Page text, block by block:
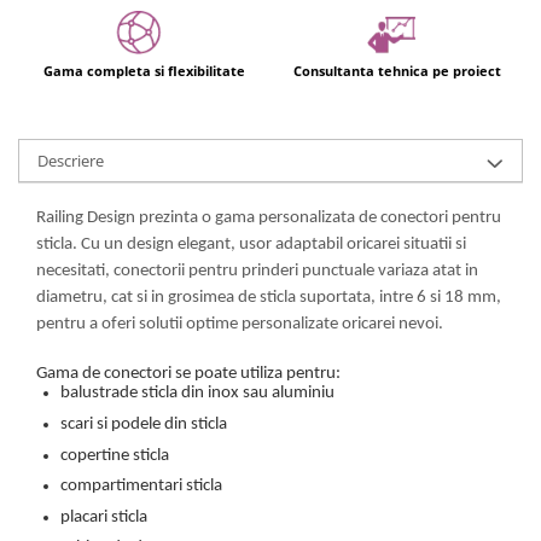
Usi glisante automate
Componente usi glisante manuale
Usi armonice
Pereti amovibili
Manere
Manere tragatoare
Manere scoica
Cabine dus
Balamale cabine dus
Conectori cabine dus
Profil U cabine dus
Gama completa si flexibilitate Consultanta tehnica pe proiect
Descriere
Railing Design prezinta o gama personalizata de conectori pentru
sticla. Cu un design elegant, usor adaptabil oricarei situatii si
necesitati, conectorii pentru prinderi punctuale variaza atat in
diametru, cat si in grosimea de sticla suportata, intre 6 si 18 mm,
pentru a oferi solutii optime personalizate oricarei nevoi.
Gama de conectori se poate utiliza pentru:
balustrade sticla din inox sau aluminiu
scari si podele din sticla
copertine sticla
compartimentari sticla
placari sticla